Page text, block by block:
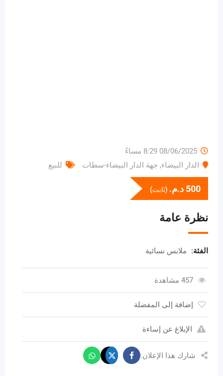
08/06/2025 8:29 مساءً
الدار البيضاء, جهة الدار البيضاء-سطات للبيع
500 د.م. (ثابت)
نظرة عامة
الفئة: ملابس نسائية
457 مشاهدة
إضافة إلى المفضلة
الإبلاغ عن إساءة
شارك هذا الإعلان: